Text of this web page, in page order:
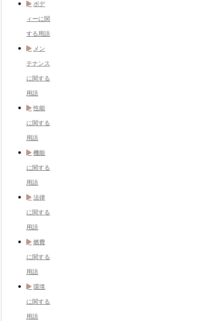
ボデ
ィーに関
する用語
メン
テナンス
に関する
用語
性能
に関する
用語
機能
に関する
用語
法律
に関する
用語
燃費
に関する
用語
環境
に関する
用語